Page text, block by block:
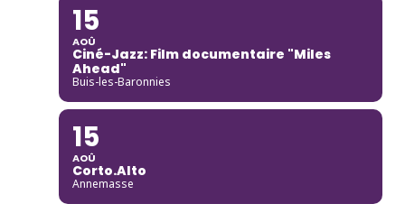
15
AOÛ
Ciné-Jazz: Film documentaire "Miles
Ahead"
Buis-les-Baronnies
15
AOÛ
Corto.Alto
Annemasse